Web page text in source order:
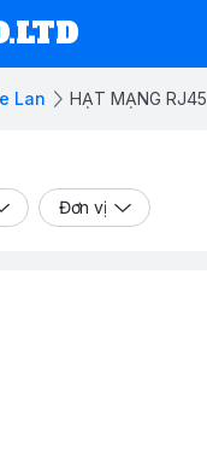
Lan HẠT MẠNG RJ45
Đơn vị